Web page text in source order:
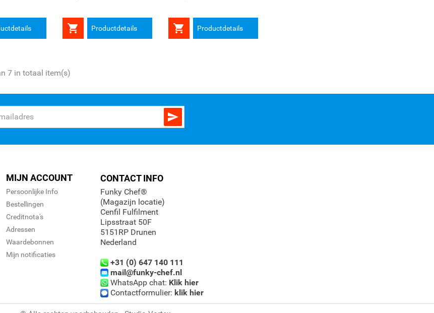
 Productdetails  Productdetails
7 in totaal item(s)

MIJN ACCOUNT
Persoonlijke Info
Bestellingen
Creditnota's
Adressen
Waardebonnen
Mijn notificaties
CONTACT INFO
Funky Chef®
(Magazijn locatie)
Cenfil Fulfilment
Lipsstraat 50F
5151RP Drunen
Nederland
+31 (0) 647 140 111
mail@funky-chef.nl
WhatsApp chat: Klik hier
Contactformulier: klik hier